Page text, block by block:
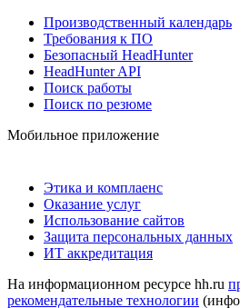
Производственный календарь
Требования к ПО
Безопасный HeadHunter
HeadHunter API
Поиск работы
Поиск по резюме
Мобильное приложение
Этика и комплаенс
Оказание услуг
Использование сайтов
Защита персональных данных
ИТ аккредитация
На информационном ресурсе hh.ru
рекомендательные технологии